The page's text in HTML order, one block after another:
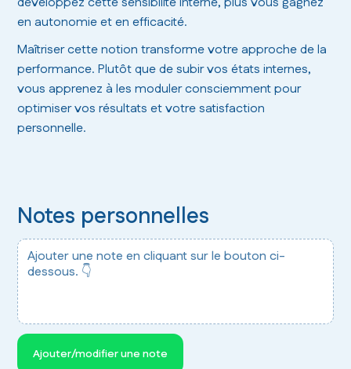
en autonomie et en efficacité.
Maîtriser cette notion transforme votre approche de la
performance. Plutôt que de subir vos états internes,
vous apprenez à les moduler consciemment pour
optimiser vos résultats et votre satisfaction
personnelle.
Notes personnelles
Ajouter une note en cliquant sur le bouton ci-
dessous. 👇
Ajouter/modifier une note